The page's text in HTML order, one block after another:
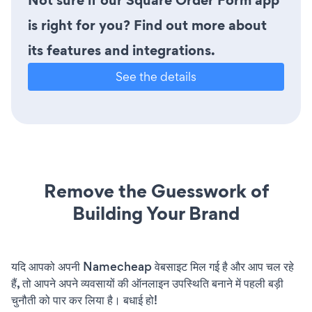
is right for you? Find out more about
its features and integrations.
See the details
Remove the Guesswork of
Building Your Brand
यदि आपको अपनी Namecheap वेबसाइट मिल गई है और आप चल रहे
हैं, तो आपने अपने व्यवसायों की ऑनलाइन उपस्थिति बनाने में पहली बड़ी
चुनौती को पार कर लिया है। बधाई हो!